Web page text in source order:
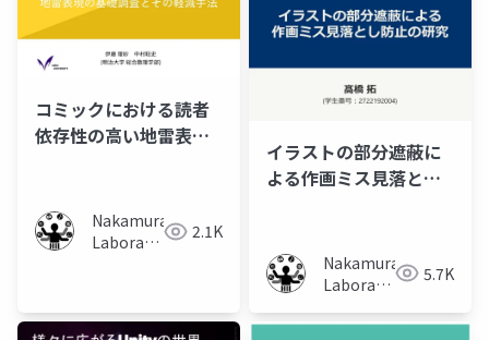
コミックにおける読者
依存性の高い地雷表現
Nakamura
Laboratory
2.1K
イラストの部分遮蔽に
よる作画ミス見落とし
Nakamura
Laboratory
University)
5.7K